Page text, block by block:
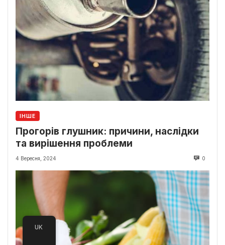
ІНШЕ
Прогорів глушник: причини, наслідки
та вирішення проблеми
4 Вересня, 2024 0
UK